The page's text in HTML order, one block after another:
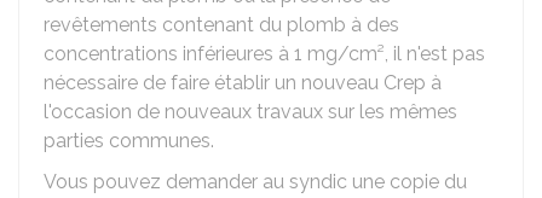
revêtements contenant du plomb à des
concentrations inférieures à 1 mg/cm², il n'est pas
nécessaire de faire établir un nouveau Crep à
l'occasion de nouveaux travaux sur les mêmes
parties communes.
Vous pouvez demander au syndic une copie du